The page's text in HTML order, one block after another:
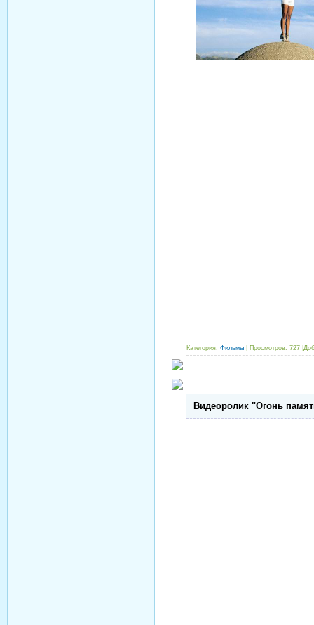
Категория: Фильмы | Просмотров: 727
Видеоролик "Огонь